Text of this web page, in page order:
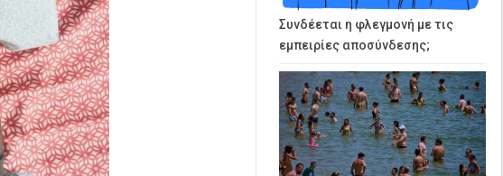
Συνδέεται η φλεγμονή με τις
εμπειρίες αποσύνδεσης;